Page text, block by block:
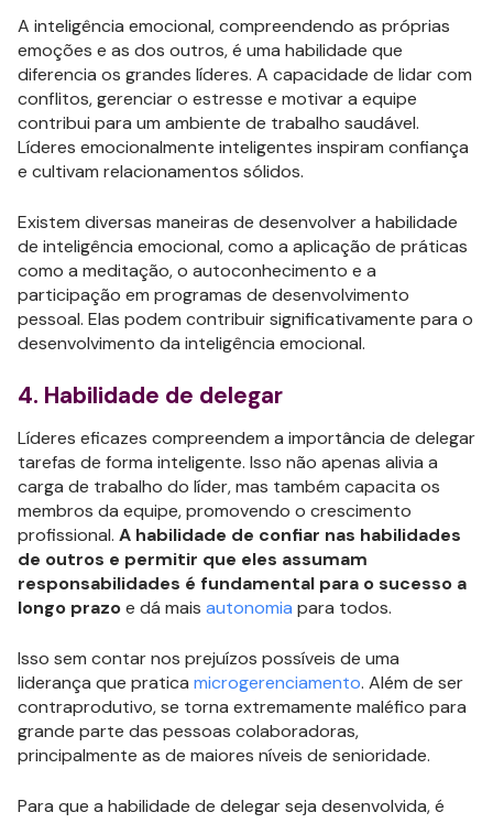
A inteligência emocional, compreendendo as próprias
emoções e as dos outros, é uma habilidade que
diferencia os grandes líderes. A capacidade de lidar com
conflitos, gerenciar o estresse e motivar a equipe
contribui para um ambiente de trabalho saudável.
Líderes emocionalmente inteligentes inspiram confiança
e cultivam relacionamentos sólidos.
Existem diversas maneiras de desenvolver a habilidade
de inteligência emocional, como a aplicação de práticas
como a meditação, o autoconhecimento e a
participação em programas de desenvolvimento
pessoal. Elas podem contribuir significativamente para o
desenvolvimento da inteligência emocional.
4. Habilidade de delegar
Líderes eficazes compreendem a importância de delegar
tarefas de forma inteligente. Isso não apenas alivia a
carga de trabalho do líder, mas também capacita os
membros da equipe, promovendo o crescimento
profissional. A habilidade de confiar nas habilidades
de outros e permitir que eles assumam
responsabilidades é fundamental para o sucesso a
longo prazoe dá mais autonomia para todos.
Isso sem contar nos prejuízos possíveis de uma
liderança que pratica microgerenciamento. Além de ser
contraprodutivo, se torna extremamente maléfico para
grande parte das pessoas colaboradoras,
principalmente as de maiores níveis de senioridade.
Para que a habilidade de delegar seja desenvolvida, é